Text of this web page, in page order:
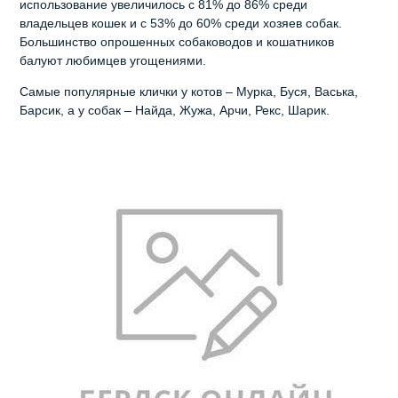
использование увеличилось с 81% до 86% среди
владельцев кошек и с 53% до 60% среди хозяев собак.
Большинство опрошенных собаководов и кошатников
балуют любимцев угощениями.
Самые популярные клички у котов – Мурка, Буся, Васька,
Барсик, а у собак – Найда, Жужа, Арчи, Рекс, Шарик.